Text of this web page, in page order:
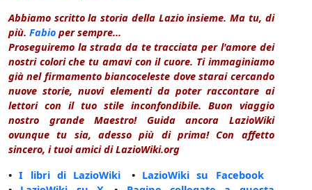
Abbiamo scritto la storia della Lazio insieme. Ma tu, di
più. Fabio per sempre...
Proseguiremo la strada da te tracciata per l'amore dei
nostri colori che tu amavi con il cuore. Ti immaginiamo
già nel firmamento biancoceleste dove starai cercando
nuove storie, nuovi elementi da poter raccontare ai
lettori con il tuo stile inconfondibile. Buon viaggio
nostro grande Maestro! Guida ancora LazioWiki
ovunque tu sia, adesso più di prima! Con affetto
sincero, i tuoi amici di LazioWiki.org
•I libri di LazioWiki • LazioWiki su Facebook